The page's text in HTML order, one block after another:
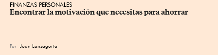
FINANZAS PERSONALES
Encontrar la motivación que necesitas para ahorrar
Por Joan Lanzagorta